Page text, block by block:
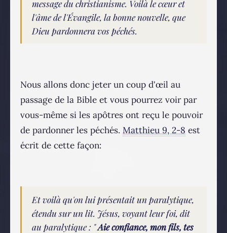
message du christianisme. Voilà le cœur et
l'âme de l'Évangile, la bonne nouvelle, que
Dieu pardonnera vos péchés.
Nous allons donc jeter un coup d'œil au
passage de la Bible et vous pourrez voir par
vous-même si les apôtres ont reçu le pouvoir
de pardonner les péchés. Matthieu 9, 2-8 est
écrit de cette façon:
Et voilà qu'on lui présentait un paralytique,
étendu sur un lit. Jésus, voyant leur foi, dit
au paralytique : "Aie confiance, mon fils, tes